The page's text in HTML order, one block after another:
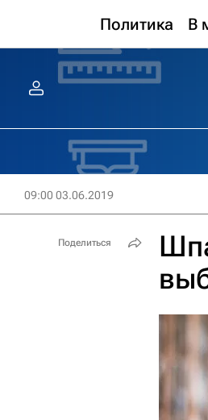
Политика В
09:00 03.06.2019
Поделиться